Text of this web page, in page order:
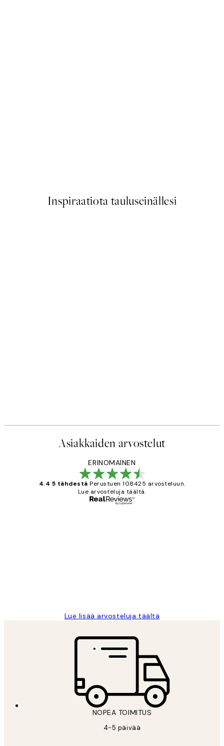
Inspiraatiota tauluseinällesi
Asiakkaiden arvostelut
ERINOMAINEN
4.4 5 tähdestä Perustuen 108425 arvosteluun.
Lue arvosteluja täältä.
Lue lisää arvosteluja täältä
NOPEA TOIMITUS
4-5 päivää